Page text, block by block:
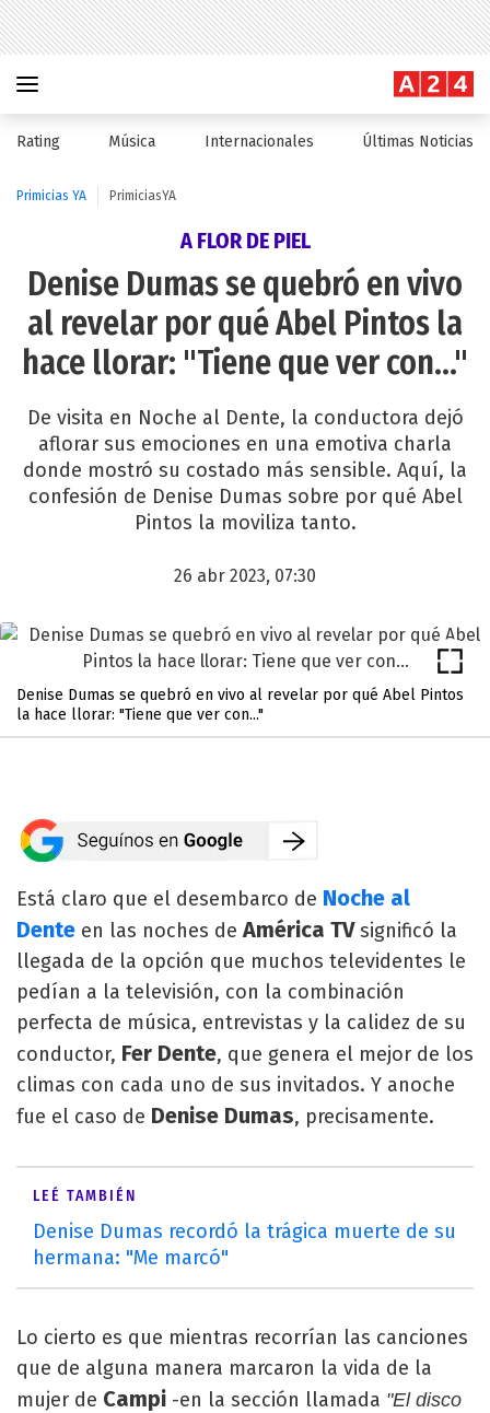
Rating Música Internacionales Últimas Noticias
Primicias YA PrimiciasYA
A FLOR DE PIEL
Denise Dumas se quebró en vivo
al revelar por qué Abel Pintos la
hace llorar: "Tiene que ver con..."
De visita en Noche al Dente, la conductora dejó
aflorar sus emociones en una emotiva charla
donde mostró su costado más sensible. Aquí, la
confesión de Denise Dumas sobre por qué Abel
Pintos la moviliza tanto.
26 abr 2023, 07:30
Denise Dumas se quebró en vivo al revelar por qué Abel Pintos
la hace llorar: "Tiene que ver con..."
Está claro que el desembarco de Noche al
Dente en las noches deAmérica TVsignificó la
llegada de la opción que muchos televidentes le
pedían a la televisión, con la combinación
perfecta de música, entrevistas y la calidez de su
conductor, Fer Dente, que genera el mejor de los
climas con cada uno de sus invitados. Y anoche
fue el caso de Denise Dumas, precisamente.
LEÉ TAMBIÉN
Denise Dumas recordó la trágica muerte de su
hermana: "Me marcó"
Lo cierto es que mientras recorrían las canciones
que de alguna manera marcaron la vida de la
mujer de Campi -en la sección llamada "El disco